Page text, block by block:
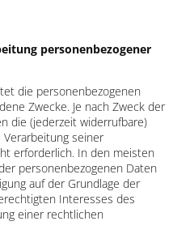
personenbezogener
die personenbezogenen
Zwecke. Je nach Zweck der
die (jederzeit widerrufbare)
Verarbeitung seiner
erforderlich. In den meisten
personenbezogenen Daten
auf der Grundlage der
Interesses des
einer rechtlichen